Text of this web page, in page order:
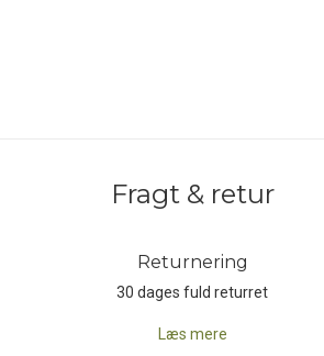
Fragt & retur
Returnering
30 dages fuld returret
Læs mere